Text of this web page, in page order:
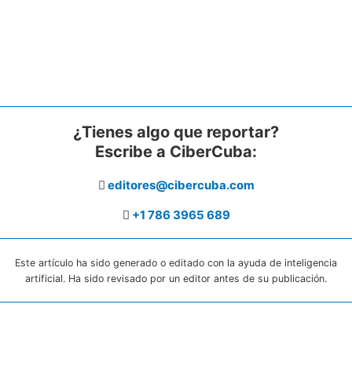
¿Tienes algo que reportar?
Escribe a CiberCuba:
editores@cibercuba.com
+1 786 3965 689
Este artículo ha sido generado o editado con la ayuda de inteligencia
artificial. Ha sido revisado por un editor antes de su publicación.